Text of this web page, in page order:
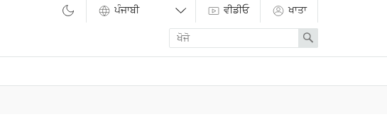
ਵੀਡੀਓ ਖਾਤਾ
Enter
search
term
Search